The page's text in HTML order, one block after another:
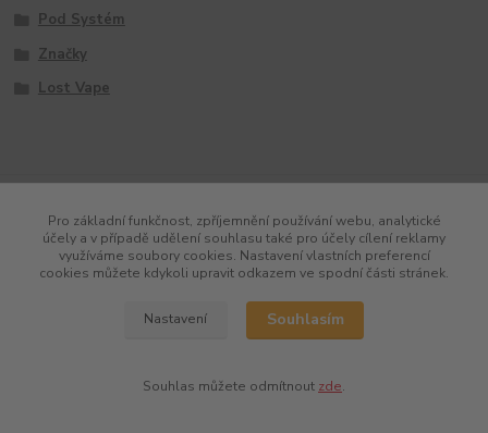
Pod Systém
Značky
Lost Vape
Pro základní funkčnost, zpříjemnění používání webu, analytické
účely a v případě udělení souhlasu také pro účely cílení reklamy
využíváme soubory cookies. Nastavení vlastních preferencí
cookies můžete kdykoli upravit odkazem ve spodní části stránek.
Nastavení Souhlasím
Souhlas můžete odmítnout zde.